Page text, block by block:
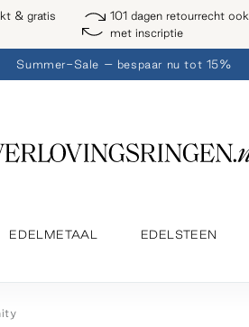
& gratis
101 dagen retourrecht ook
met inscriptie
Summer-Sale – bespaar nu tot 15%
EDELMETAAL EDELSTEEN